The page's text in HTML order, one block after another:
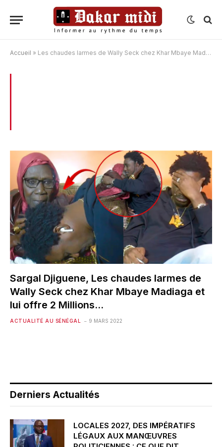
Accueil » Les chaudes larmes de Wally Seck chez Khar Mbaye Madiaga et lui offre 2 Millions…
Sargal Djiguene, Les chaudes larmes de
Wally Seck chez Khar Mbaye Madiaga et
lui offre 2 Millions…
ACTUALITÉ AU SÉNÉGAL 9 MARS 2022
Derniers Actualités
LOCALES 2027, DES IMPÉRATIFS
LÉGAUX AUX MANŒUVRES